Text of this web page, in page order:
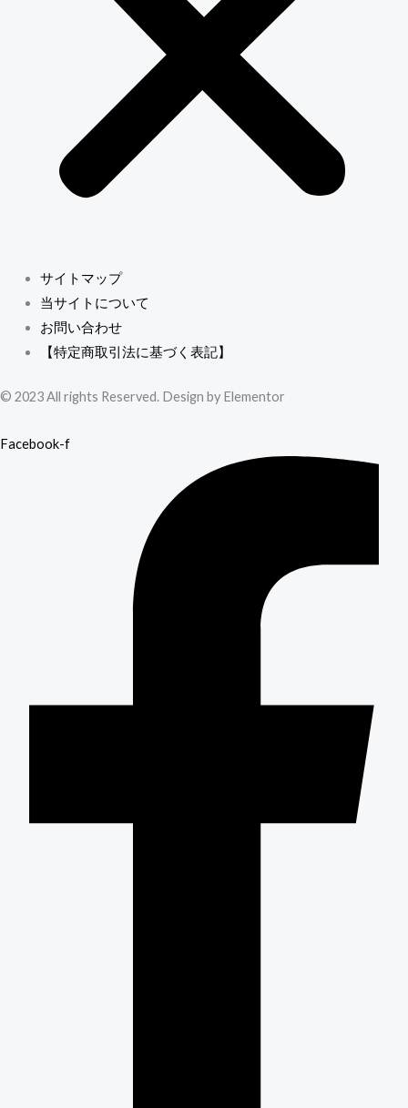
サイトマップ
当サイトについて
お問い合わせ
【特定商取引法に基づく表記】
© 2023 All rights Reserved. Design by Elementor
Facebook-f